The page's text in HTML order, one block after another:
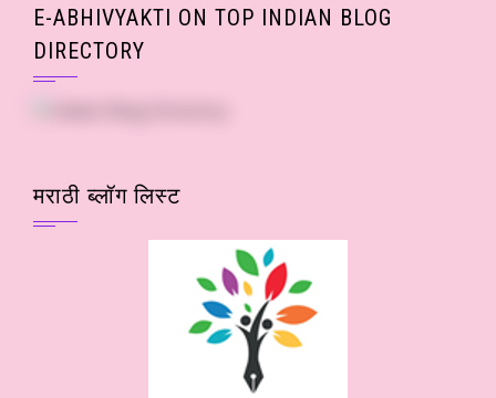
E-ABHIVYAKTI ON TOP INDIAN BLOG
DIRECTORY
मराठी ब्लॉग लिस्ट